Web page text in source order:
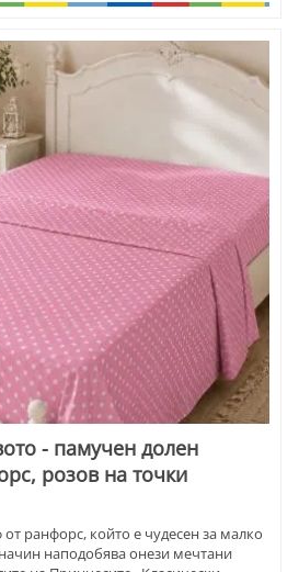
- памучен долен
розов на точки
ранфорс, който е чудесен за малко
наподобява онези мечтани